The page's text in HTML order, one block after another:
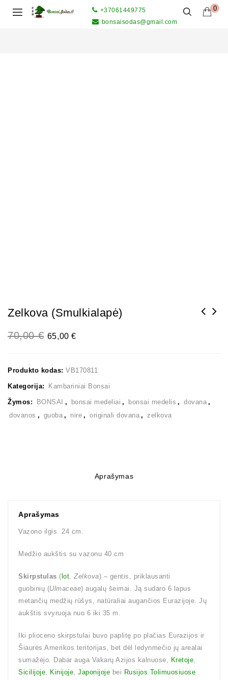
0
+37061449775
bonsaisodas@gmail.com
Zelkova (smulkialapė)
70,00€ 65,00€
Produkto kodas: VB170811
Kategorija: Kambariniai Bonsai
Žymos: BONSAI , bonsai medeliai , bonsai medelis , dovana ,
dovanos , guoba , nire , originali dovana , zelkova
Aprašymas
Aprašymas
Vazono ilgis 24 cm.
Medžio aukštis su vazonu 40 cm
Skirpstulas ( lot. Zelkova) – gentis, priklausanti
guobinių (Ulmaceae) augalų šeimai. Ją sudaro 6 lapus
metančių medžių rūšys, natūraliai augančios Eurazijoje. Jų
aukštis svyruoja nuo 6 iki 35 m.
Iki plioceno skirpstulai buvo paplitę po plačias Eurazijos ir
Šiaurės Amerikos teritorijas, bet dėl ledynmečio jų arealai
sumažėjo. Dabar auga Vakarų Azijos kalnuose, Kretoje,
Sicilijoje, Kinijoje, Japonijoje bei Rusijos Tolimuosiuose